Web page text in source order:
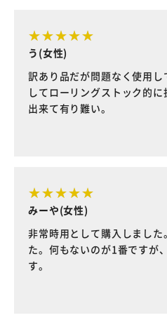
う(女性)
訳あり品だが問題なく使用
してローリングストック的
出来て有り難い。
みーや(女性)
非常時用として購入しまし
た。何もないのが1番ですが
す。